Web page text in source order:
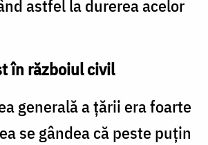
astfel la durerea acelor
în războiul civil
generală a țării era foarte
se gândea că peste puțin